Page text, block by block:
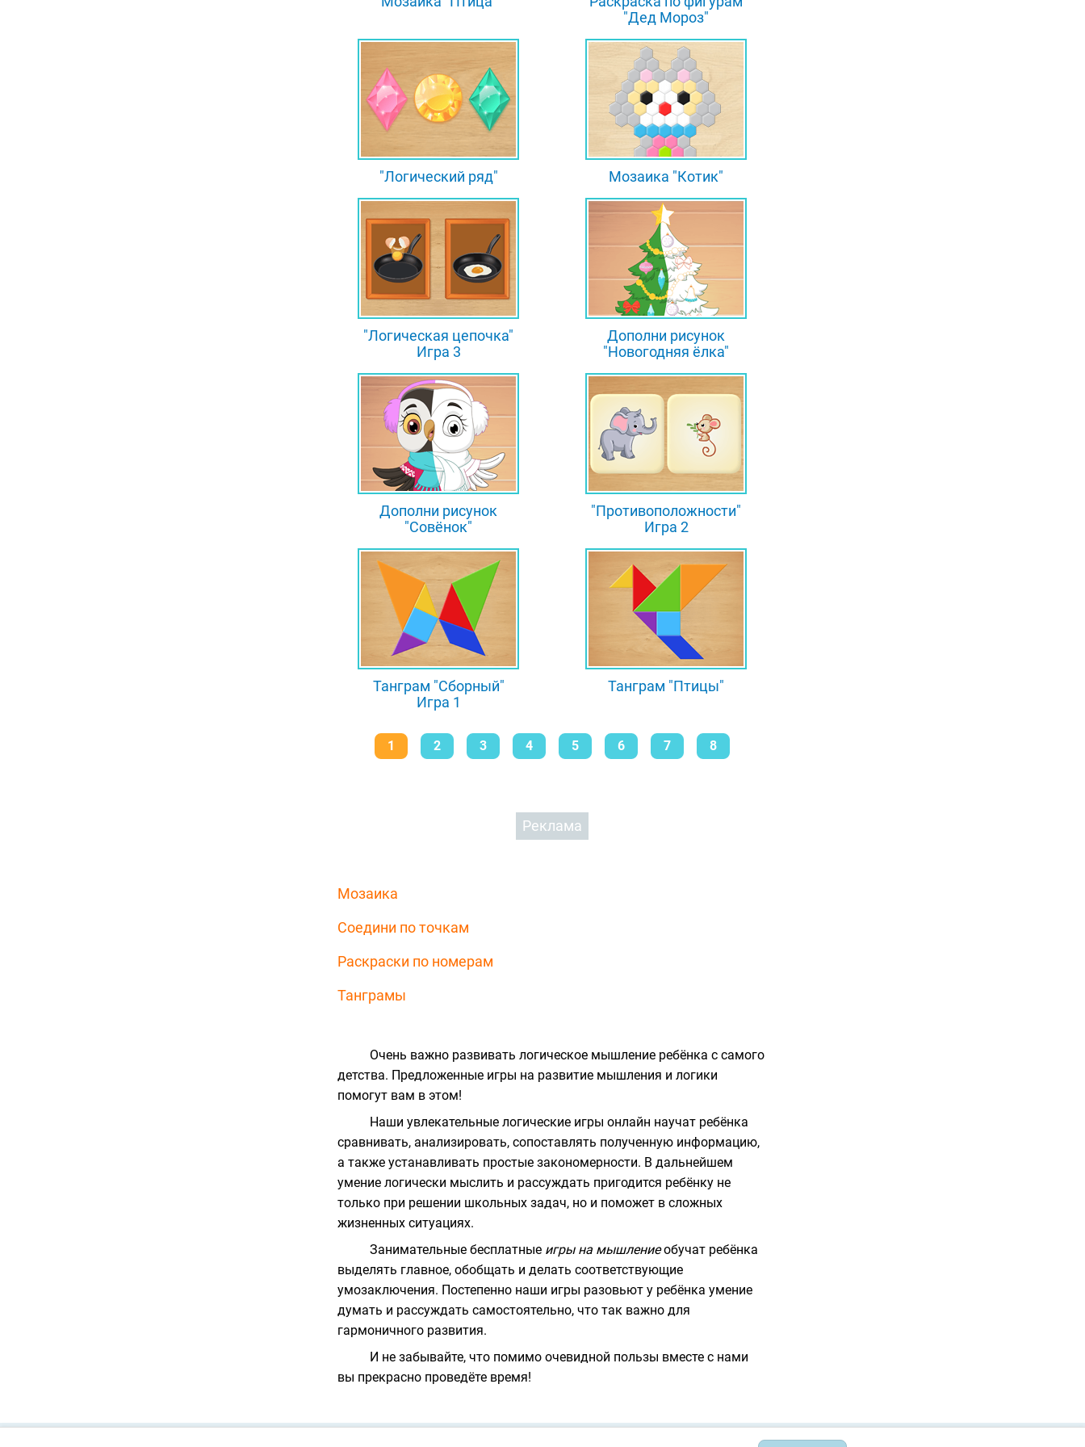
"Дед Мороз"
"Логический ряд" Мозаика "Котик"
"Логическая цепочка"
Игра 3
Дополни рисунок
"Новогодняя ёлка"
Дополни рисунок
"Совёнок"
"Противоположности"
Игра 2
Танграм "Сборный"
Игра 1
Танграм "Птицы"
1 2 3 4 5 6 7 8
Реклама
Мозаика
Соедини по точкам
Раскраски по номерам
Танграмы
Очень важно развивать логическое мышление ребёнка с самого
детства. Предложенные игры на развитие мышления и логики
помогут вам в этом!
Наши увлекательные логические игры онлайн научат ребёнка
сравнивать, анализировать, сопоставлять полученную информацию,
а также устанавливать простые закономерности. В дальнейшем
умение логически мыслить и рассуждать пригодится ребёнку не
только при решении школьных задач, но и поможет в сложных
жизненных ситуациях.
Занимательные бесплатные игры на мышлениеобучат ребёнка
выделять главное, обобщать и делать соответствующие
умозаключения. Постепенно наши игры разовьют у ребёнка умение
думать и рассуждать самостоятельно, что так важно для
гармоничного развития.
И не забывайте, что помимо очевидной пользы вместе с нами
вы прекрасно проведёте время!